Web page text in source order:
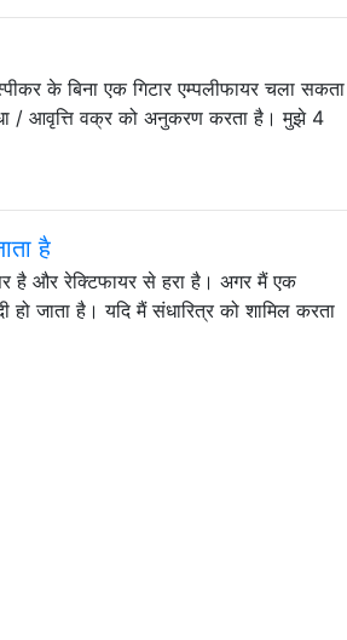
के बिना एक गिटार एम्पलीफायर चला सकता
/ आवृत्ति वक्र को अनुकरण करता है। मुझे 4
है
है और रेक्टिफायर से हरा है। अगर मैं एक
जाता है। यदि मैं संधारित्र को शामिल करता